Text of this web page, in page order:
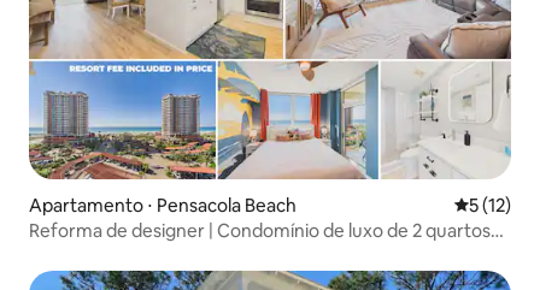
Apartamento ⋅ Pensacola Beach 5 de uma
5 (12)
Reforma de designer | Condomínio de luxo de 2 quartos